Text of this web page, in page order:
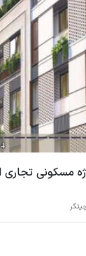
مسکونی تجاری